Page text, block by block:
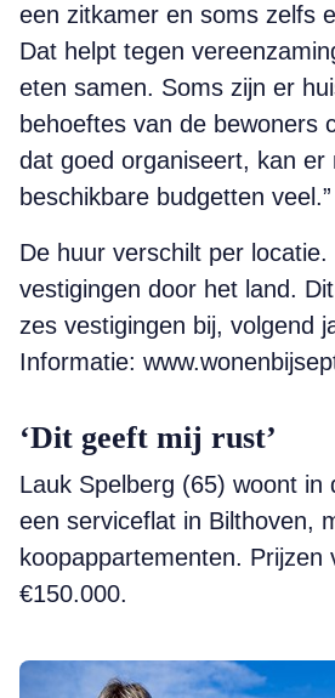
een zitkamer en soms zelfs
Dat helpt tegen
eten ­samen. Soms zijn er
behoeftes van de bewoners
dat goed organiseert, kan er
beschikbare budgetten veel.”
De huur verschilt per locatie.
vestigingen door het land.
zes vestigingen bij, ­volgend
Informatie:
‘Dit geeft mij rust’
Lauk Spelberg (65) woont in
een serviceflat in ­Bilthoven,
koopappartementen. Prijzen
€150.000.